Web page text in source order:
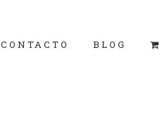
CONTACTO BLOG